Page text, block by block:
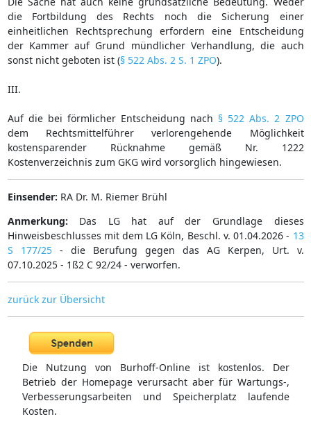
die Fortbildung des Rechts noch die Sicherung einer
einheitlichen Rechtsprechung erfordern eine Entscheidung
der Kammer auf Grund mündlicher Verhandlung, die auch
sonst nicht geboten ist (§ 522 Abs. 2 S. 1 ZPO).
III.
Auf die bei förmlicher Entscheidung nach § 522 Abs. 2 ZPO
dem Rechtsmittelführer verlorengehende Möglichkeit
kostensparender Rücknahme gemäß Nr. 1222
Kostenverzeichnis zum GKG wird vorsorglich hingewiesen.
Einsender: RA Dr. M. Riemer Brühl
Anmerkung: Das LG hat auf der Grundlage dieses
Hinweisbeschlusses mit dem LG Köln, Beschl. v. 01.04.2026 - 13
S 177/25- die Berufung gegen das AG Kerpen, Urt. v.
07.10.2025 - 1ß2 C 92/24 - verworfen.
zurück zur Übersicht
Die Nutzung von Burhoff-Online ist kostenlos. Der
Betrieb der Homepage verursacht aber für Wartungs-,
Verbesserungsarbeiten und Speicherplatz laufende
Kosten.